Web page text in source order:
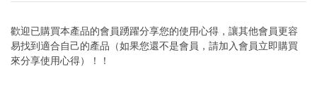
歡迎已購買本產品的會員踴躍分享您的使用心得，讓其他會員更容
易找到適合自己的產品（如果您還不是會員，請加入會員立即購買
來分享使用心得）！！